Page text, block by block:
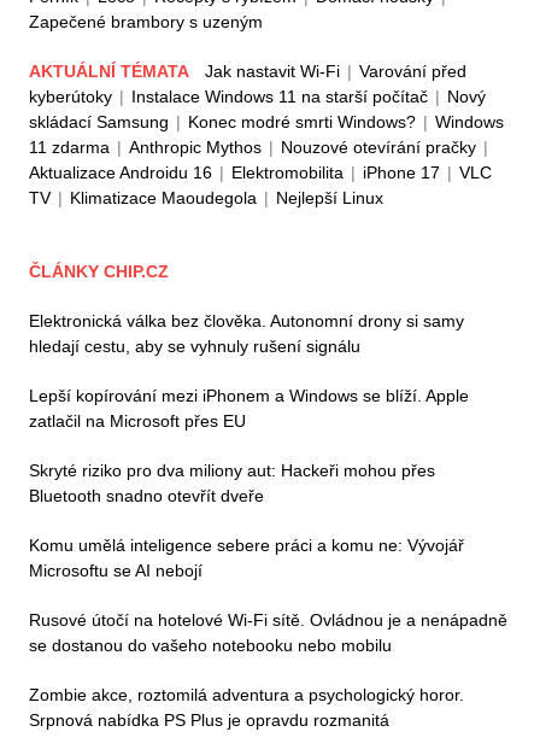
Zapečené brambory s uzeným
AKTUÁLNÍ TÉMATA Jak nastavit Wi-Fi | Varování před
kyberútoky | Instalace Windows 11 na starší počítač | Nový
skládací Samsung | Konec modré smrti Windows? | Windows
11 zdarma | Anthropic Mythos | Nouzové otevírání pračky |
Aktualizace Androidu 16 | Elektromobilita | iPhone 17 | VLC
TV | Klimatizace Maoudegola | Nejlepší Linux
ČLÁNKY CHIP.CZ
Elektronická válka bez člověka. Autonomní drony si samy
hledají cestu, aby se vyhnuly rušení signálu
Lepší kopírování mezi iPhonem a Windows se blíží. Apple
zatlačil na Microsoft přes EU
Skryté riziko pro dva miliony aut: Hackeři mohou přes
Bluetooth snadno otevřít dveře
Komu umělá inteligence sebere práci a komu ne: Vývojář
Microsoftu se AI nebojí
Rusové útočí na hotelové Wi-Fi sítě. Ovládnou je a nenápadně
se dostanou do vašeho notebooku nebo mobilu
Zombie akce, roztomilá adventura a psychologický horor.
Srpnová nabídka PS Plus je opravdu rozmanitá